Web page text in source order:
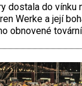
dostala do vínku
Werke a její
obnovené